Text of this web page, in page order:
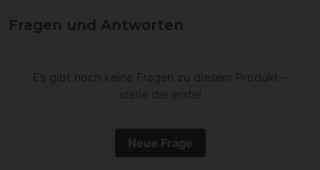
Fragen und Antworten
Es gibt noch keine Fragen zu diesem Produkt –
stelle die erste!
Neue Frage